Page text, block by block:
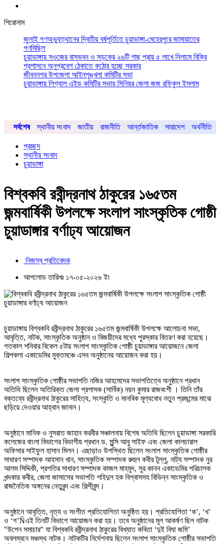
শিরোনাম
জুলাই গণঅভ্যুত্থানের দ্বিতীয় বর্ষপূর্তিতে চুয়াডাঙ্গা-মেহেরপুরে জামায়াতের
গণমিছিল
চুয়াডাঙ্গায় সওজের বাসভবন ও সড়কের ২৬টি গাছ প্রায় ৫ লাখে নিলামে বিক্রি
প্রশাসনে অনুপ্রবেশ ঠেকাতে কঠোর হচ্ছে সরকার
জীবননগর উপজেলা আইনশৃঙ্খলা কমিটির সভা
চুয়াডাঙ্গায় লিগ্যাল এইড কমিটির সভায় সিনিয়র জেলা জজ রফিকুল ইসলাম
সর্বশেষ স্থানীয় সংবাদ জাতীয় রাজনীতি আর্ন্তজাতিক সারাদেশ অর্থনীতি
প্রচ্ছদ
স্থানীয় সংবাদ
চুয়াডাঙ্গা
বিশ্বকবি রবীন্দ্রনাথ ঠাকুরের ১৬৫তম
জন্মবার্ষিকী উপলক্ষে সংলাপ সাংস্কৃতিক গোষ্ঠী
চুয়াডাঙ্গার বর্ণাঢ্য আয়োজন
নিজস্ব প্রতিবেদক
আপলোড তারিখঃ ১৭-০৫-২০২৬ ইং
চুয়াডাঙ্গায় বিশ্বকবি রবীন্দ্রনাথ ঠাকুরের ১৬৫তম জন্মবার্ষিকী উপলক্ষে আলোচনা সভা,
আবৃত্তি, নাটক, সাংস্কৃতিক অনুষ্ঠান ও বিজয়ীদের মধ্যে পুরস্কার বিতরণ করা হয়েছে।
গতকাল শনিবার বিকেল ৫টায় সংলাপ সাংস্কৃতিক গোষ্ঠী চুয়াডাঙ্গার আয়োজনে জেলা
শিল্পকলা একাডেমির মুক্তমঞ্চে এসব অনুষ্ঠানের আয়োজন করা হয়।
সংলাপ সাংস্কৃতিক গোষ্ঠীর সভাপতি নজির আহমেদের সভাপতিত্বে অনুষ্ঠানে প্রধান
অতিথি ছিলেন অতিরিক্ত জেলা প্রশাসক (সার্বিক) নয়ন কুমার রাজবংশী । তিনি তাঁর
বক্তব্যে রবীন্দ্রনাথ ঠাকুরের সাহিত্য, সংস্কৃতি ও মানবিক মূল্যবোধ নতুন প্রজন্মের মাঝে
ছড়িয়ে দেওয়ার আহ্বান জানান।
অনুষ্ঠানে মানিক ও নুসরাত জাহান করবীর সঞ্চালনায় বিশেষ অতিথি ছিলেন চুয়াডাঙ্গা সরকারি
কলেজের বাংলা বিভাগের বিভাগীয় প্রধান ড. মুন্সি আবু সাইফ এবং জেলা কালচারাল
অফিসার সাইফুল হাসান মিলন। এছাড়াও উপস্থিত ছিলেন সংলাপ সাংস্কৃতিক গোষ্ঠীর
সাধারণ সম্পাদক আহসান খান, সাংস্কৃতিক সম্পাদক রুহুল কবীর টুল্লু, নাট্য সম্পাদক নুর
আলম সিদ্দিকী, প্রগতির সাধারণ সম্পাদক কাজল মাহমুদ, সুর কানন একাডেমির পরিচালক
খন্দকার কবীর, জেলা জাসাসের সভাপতি শহিদুল হক বিশ্বাসসহ বিভিন্ন সাংস্কৃতিক ও
রাজনৈতিক অঙ্গনের নেতৃবৃন্দ এবং শিল্পীবৃন্দ।
অনুষ্ঠানে আবৃত্তি, নৃত্য ও সংগীত প্রতিযোগিতা অনুষ্ঠিত হয়। প্রতিযোগিতা ‘ক’, ‘খ’
ও ‘গ’Ñএই তিনটি বিভাগে আয়োজন করা হয়। তবে অনুষ্ঠানের মূল আকর্ষণ ছিল নাটক
"উপেন সমাচার" যা বিশ্বকবি রবীন্দ্রনাথ ঠাকুরের বিখ্যাত কবিতা ‘দুই বিঘা জমি’
অবলম্বনে মঞ্চস্থ নাটক। নাটকটির নির্দেশনায় ছিলেন সংলাপ সাংস্কৃতিক গোষ্ঠীর সভাপতি